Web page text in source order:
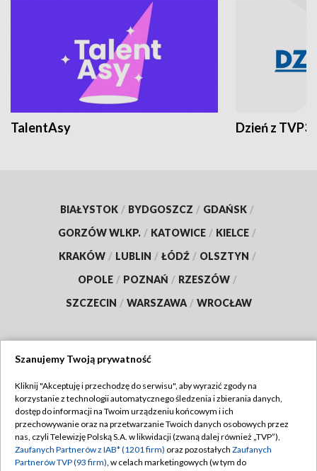
TalentAsy Dzień z TVP3
BIAŁYSTOK / BYDGOSZCZ / GDAŃSK /
GORZÓW WLKP. / KATOWICE / KIELCE /
KRAKÓW / LUBLIN / ŁÓDŹ / OLSZTYN /
OPOLE / POZNAŃ / RZESZÓW /
SZCZECIN / WARSZAWA / WROCŁAW
TVP
Abonament TVP
Emisja w TVP
Regulamin TVP
Polityka prywatności
Szanujemy Twoją prywatność
Kliknij "Akceptuję i przechodzę do serwisu", aby wyrazić zgody na
korzystanie z technologii automatycznego śledzenia i zbierania danych,
dostęp do informacji na Twoim urządzeniu końcowym i ich
przechowywanie oraz na przetwarzanie Twoich danych osobowych przez
nas, czyli Telewizję Polską S.A. w likwidacji (zwaną dalej również „TVP”),
Zaufanych Partnerów z IAB* (1201 firm) oraz pozostałych Zaufanych
Partnerów TVP (93 firm), w celach marketingowych (w tym do